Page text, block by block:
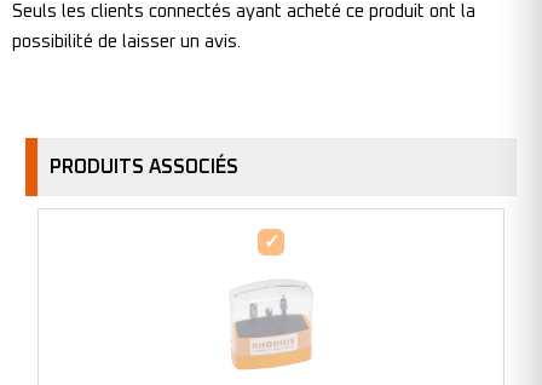
Seuls les clients connectés ayant acheté ce produit ont la
possibilité de laisser un avis.
PRODUITS ASSOCIÉS
Fraises
denture
croisée